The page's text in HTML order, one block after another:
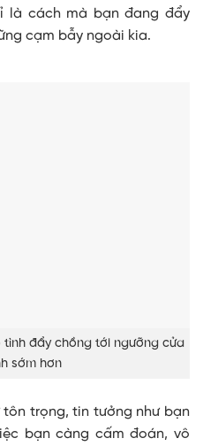
là cách mà bạn đang đẩy
cạm bẫy ngoài kia.
đẩy chồng tới ngưỡng cửa
sớm hơn
tôn trọng, tin tưởng như bạn
bạn càng cấm đoán, vô